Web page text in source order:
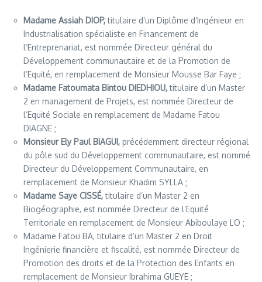
Madame Assiah DIOP,titulaire d’un Diplôme d’Ingénieur en
Industrialisation spécialiste en Financement de
l’Entreprenariat, est nommée Directeur général du
Développement communautaire et de la Promotion de
l’Equité, en remplacement de Monsieur Mousse Bar Faye ;
Madame Fatoumata Bintou DIEDHIOU,titulaire d’un Master
2 en management de Projets, est nommée Directeur de
l’Equité Sociale en remplacement de Madame Fatou
DIAGNE ;
Monsieur Ely Paul BIAGUI, précédemment directeur régional
du pôle sud du Développement communautaire, est nommé
Directeur du Développement Communautaire, en
remplacement de Monsieur Khadim SYLLA ;
Madame Saye CISSÉ,titulaire d’un Master 2 en
Biogéographie, est nommée Directeur de l’Equité
Territoriale en remplacement de Monsieur Abiboulaye LO ;
Madame Fatou BA, titulaire d’un Master 2 en Droit
Ingénierie financière et fiscalité, est nommée Directeur de
Promotion des droits et de la Protection des Enfants en
remplacement de Monsieur Ibrahima GUEYE ;